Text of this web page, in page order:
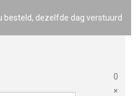
besteld, dezelfde dag verstuurd
0
×